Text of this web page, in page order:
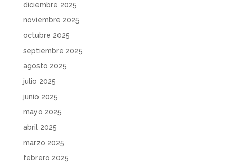
diciembre 2025
noviembre 2025
octubre 2025
septiembre 2025
agosto 2025
julio 2025
junio 2025
mayo 2025
abril 2025
marzo 2025
febrero 2025